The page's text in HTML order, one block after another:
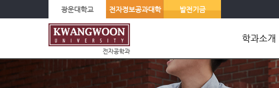
광운대학교 전자정보공과대학 발전기금
전자공학과
학과소개
학과개요
학과장인사말